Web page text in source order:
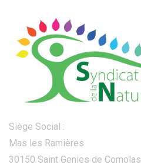
Siège Social :
Mas les Ramières
30150 Saint Genies de Comolas